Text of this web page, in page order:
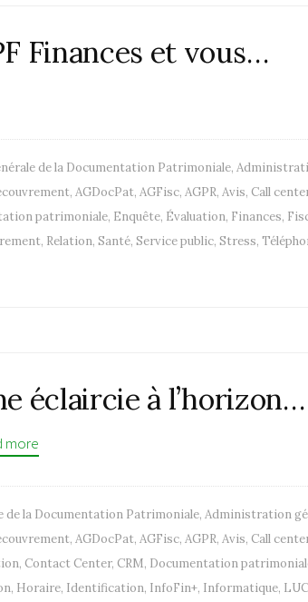
Finances et vous…
de la Documentation Patrimoniale,
, AGDocPat, AGFisc, AGPR, Avis, Call
patrimoniale, Enquête, Évaluation, Finances,
, Relation, Santé, Service public, Stress,
éclaircie à l’horizon…
more
la Documentation Patrimoniale, Administration
, AGDocPat, AGFisc, AGPR, Avis, Call
, Contact Center, CRM, Documentation
, Horaire, Identification, InfoFin+, Informatique,